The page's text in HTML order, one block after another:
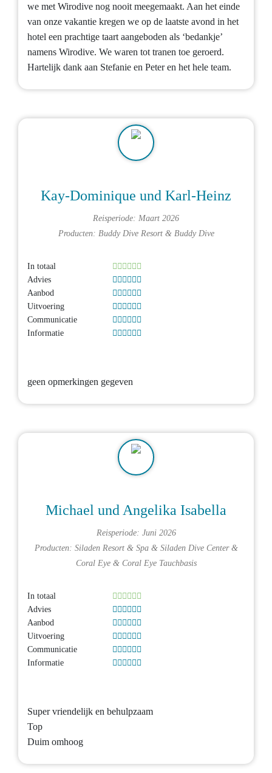
we met Wirodive nog nooit meegemaakt. Aan het einde
van onze vakantie kregen we op de laatste avond in het
hotel een prachtige taart aangeboden als ‘bedankje’
namens Wirodive. We waren tot tranen toe geroerd.
Hartelijk dank aan Stefanie en Peter en het hele team.
Kay-Dominique und Karl-Heinz
Reisperiode: Maart 2026
Producten: Buddy Dive Resort & Buddy Dive
In totaal
Advies
Aanbod
Uitvoering
Communicatie
Informatie
geen opmerkingen gegeven
Michael und Angelika Isabella
Reisperiode: Juni 2026
Producten: Siladen Resort & Spa& Siladen Dive Center&
Coral Eye& Coral Eye Tauchbasis
In totaal
Advies
Aanbod
Uitvoering
Communicatie
Informatie
Super vriendelijk en behulpzaam
Top
Duim omhoog